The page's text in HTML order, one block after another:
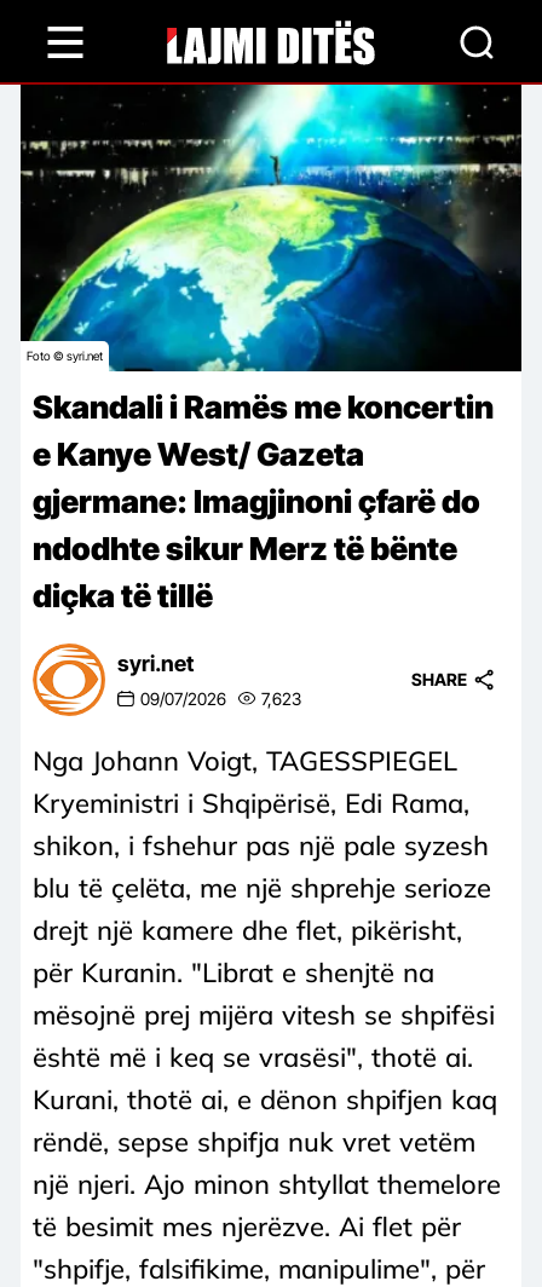
content
Foto © syri.net
Skandali i Ramës me koncertin
e Kanye West/ Gazeta
gjermane: Imagjinoni çfarë do
ndodhte sikur Merz të bënte
diçka të tillë
syri.net
09/07/2026 7,623
SHARE
Nga Johann Voigt, TAGESSPIEGEL
Kryeministri i Shqipërisë, Edi Rama,
shikon, i fshehur pas një pale syzesh
blu të çelëta, me një shprehje serioze
drejt një kamere dhe flet, pikërisht,
për Kuranin. "Librat e shenjtë na
mësojnë prej mijëra vitesh se shpifësi
është më i keq se vrasësi", thotë ai.
Kurani, thotë ai, e dënon shpifjen kaq
rëndë, sepse shpifja nuk vret vetëm
një njeri. Ajo minon shtyllat themelore
të besimit mes njerëzve. Ai flet për
"shpifje, falsifikime, manipulime", për